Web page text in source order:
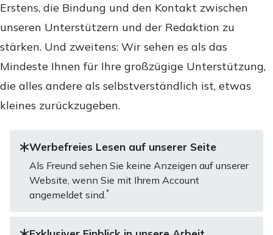
Erstens, die Bindung und den Kontakt zwischen
unseren Unterstützern und der Redaktion zu
stärken. Und zweitens: Wir sehen es als das
Mindeste Ihnen für Ihre großzügige Unterstützung,
die alles andere als selbstverständlich ist, etwas
kleines zurückzugeben.
Werbefreies Lesen auf unserer Seite
Als Freund sehen Sie keine Anzeigen auf unserer
Website, wenn Sie mit Ihrem Account
angemeldet sind.*